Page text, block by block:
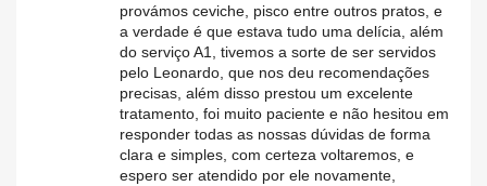
provámos ceviche, pisco entre outros pratos, e
a verdade é que estava tudo uma delícia, além
do serviço A1, tivemos a sorte de ser servidos
pelo Leonardo, que nos deu recomendações
precisas, além disso prestou um excelente
tratamento, foi muito paciente e não hesitou em
responder todas as nossas dúvidas de forma
clara e simples, com certeza voltaremos, e
espero ser atendido por ele novamente,